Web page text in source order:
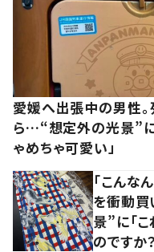
愛媛へ出張中の男性
ら…“想定外の光景”に
ゃめちゃ可愛い」
「こんな
を衝動買
景”に「
のですか？